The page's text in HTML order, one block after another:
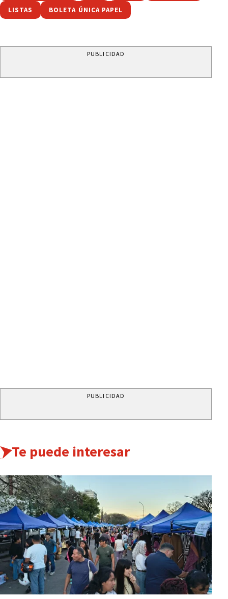
LISTAS BOLETA ÚNICA PAPEL
PUBLICIDAD
PUBLICIDAD
Te puede interesar